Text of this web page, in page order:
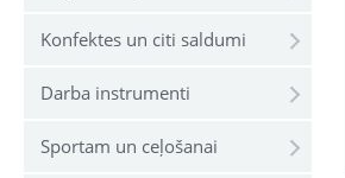
Konfektes un citi saldumi
Darba instrumenti
Sportam un ceļošanai